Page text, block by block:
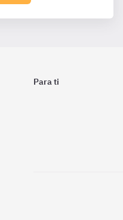
Para ti